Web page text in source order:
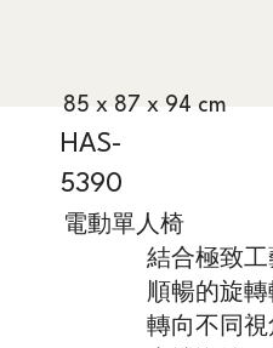
HAS-
5390
電動單人椅
85 x 87 x 94 cm
結合極致工
順暢的旋
轉向不同